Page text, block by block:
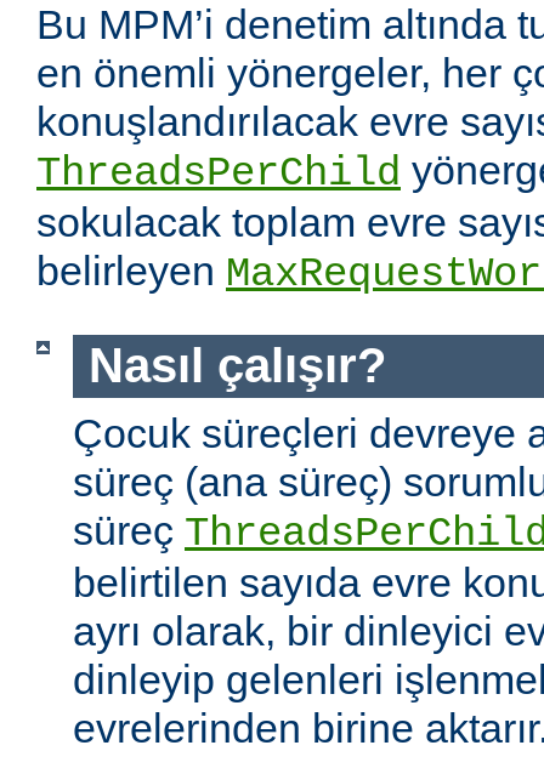
Bu MPM’i denetim altında
en önemli yönergeler, her
konuşlandırılacak evre
ThreadsPerChild
sokulacak toplam evre
belirleyen
Nasıl çalışır?
Çocuk süreçleri devreye
süreç (ana süreç)
süreç
belirtilen sayıda evre
ayrı olarak, bir dinleyici
dinleyip gelenleri
evrelerinden birine